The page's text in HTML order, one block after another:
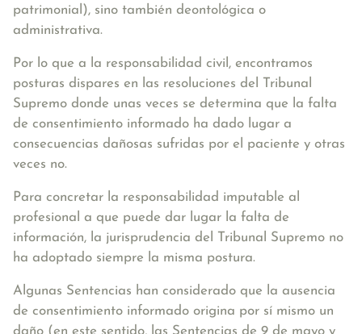
patrimonial), sino también deontológica o
administrativa.
Por lo que a la responsabilidad civil, encontramos
posturas dispares en las resoluciones del Tribunal
Supremo donde unas veces se determina que la falta
de consentimiento informado ha dado lugar a
consecuencias dañosas sufridas por el paciente y otras
veces no.
Para concretar la responsabilidad imputable al
profesional a que puede dar lugar la falta de
información, la jurisprudencia del Tribunal Supremo no
ha adoptado siempre la misma postura.
Algunas Sentencias han considerado que la ausencia
de consentimiento informado origina por sí mismo un
daño (en este sentido, las Sentencias de 9 de mayo y